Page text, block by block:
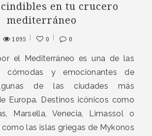
en tu crucero
mediterráneo
1095 0 0
el Mediterráneo es una de las
cómodas y emocionantes de
de las ciudades más
Europa. Destinos icónicos como
Marsella, Venecia, Limassol o
como las islas griegas de Mykonos